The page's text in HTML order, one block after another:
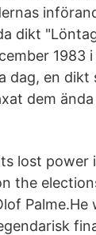
dikt
1983
dag, en dikt
dem
lost power
the
Palme.He